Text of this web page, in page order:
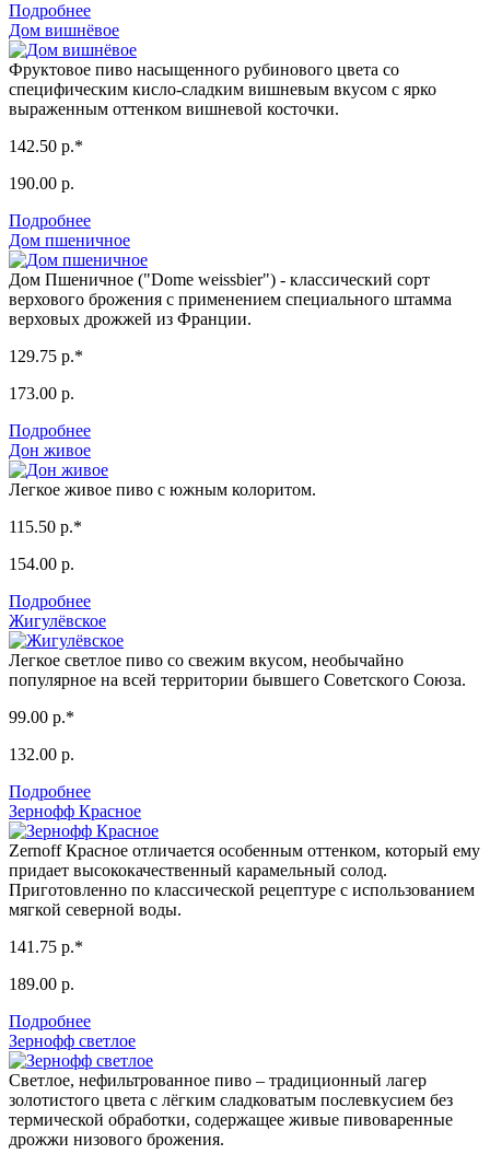
Подробнее
Дом вишнёвое
Фруктовое пиво насыщенного рубинового цвета со
специфическим кисло-сладким вишневым вкусом с ярко
выраженным оттенком вишневой косточки.
142.50 р.*
190.00 р.
Подробнее
Дом пшеничное
Дом Пшеничное ("Dome weissbier") - классический сорт
верхового брожения с применением специального штамма
верховых дрожжей из Франции.
129.75 р.*
173.00 р.
Подробнее
Дон живое
Легкое живое пиво с южным колоритом.
115.50 р.*
154.00 р.
Подробнее
Жигулёвское
Легкое светлое пиво со свежим вкусом, необычайно
популярное на всей территории бывшего Советского Союза.
99.00 р.*
132.00 р.
Подробнее
Зернофф Красное
Zernoff Красное отличается особенным оттенком, который ему
придает высококачественный карамельный солод.
Приготовленно по классической рецептуре с использованием
мягкой северной воды.
141.75 р.*
189.00 р.
Подробнее
Зернофф светлое
Светлое, нефильтрованное пиво – традиционный лагер
золотистого цвета с лёгким сладковатым послевкусием без
термической обработки, содержащее живые пивоваренные
дрожжи низового брожения.